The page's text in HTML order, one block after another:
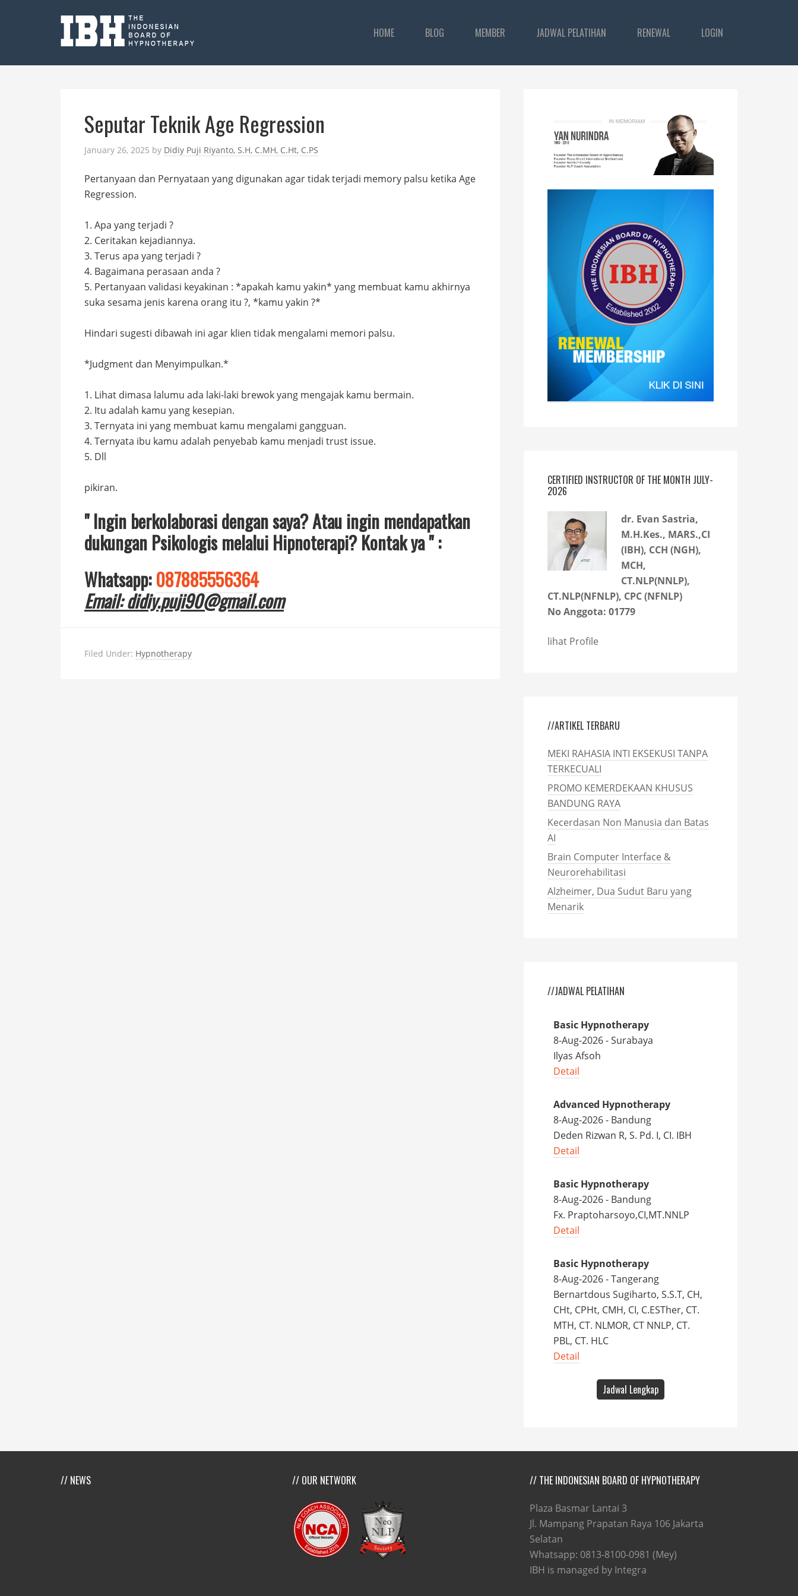
HOME BLOG MEMBER JADWAL PELATIHAN RENEWAL LOGIN
Seputar Teknik Age Regression
January 26, 2025 by Didiy Puji Riyanto, S.H, C.MH, C.Ht, C.PS
Pertanyaan dan Pernyataan yang digunakan agar tidak terjadi memory palsu ketika Age
Regression.
1. Apa yang terjadi ?
2. Ceritakan kejadiannya.
3. Terus apa yang terjadi ?
4. Bagaimana perasaan anda ?
5. Pertanyaan validasi keyakinan : *apakah kamu yakin* yang membuat kamu akhirnya
suka sesama jenis karena orang itu ?, *kamu yakin ?*
Hindari sugesti dibawah ini agar klien tidak mengalami memori palsu.
*Judgment dan Menyimpulkan.*
1. Lihat dimasa lalumu ada laki-laki brewok yang mengajak kamu bermain.
2. Itu adalah kamu yang kesepian.
3. Ternyata ini yang membuat kamu mengalami gangguan.
4. Ternyata ibu kamu adalah penyebab kamu menjadi trust issue.
5. Dll
pikiran.
" Ingin berkolaborasi dengan saya? Atau ingin mendapatkan
dukungan Psikologis melalui Hipnoterapi? Kontak ya " :
Whatsapp:087885556364
Email: didiy.puji90@gmail.com
Filed Under: Hypnotherapy
CERTIFIED INSTRUCTOR OF THE MONTH JULY-
2026
dr. Evan Sastria,
M.H.Kes., MARS.,CI
(IBH), CCH (NGH),
MCH,
CT.NLP(NNLP),
CT.NLP(NFNLP), CPC (NFNLP)
No Anggota: 01779
lihat Profile
//ARTIKEL TERBARU
MEKI RAHASIA INTI EKSEKUSI TANPA
TERKECUALI
PROMO KEMERDEKAAN KHUSUS
BANDUNG RAYA
Kecerdasan Non Manusia dan Batas
AI
Brain Computer Interface &
Neurorehabilitasi
Alzheimer, Dua Sudut Baru yang
Menarik
//JADWAL PELATIHAN
Basic Hypnotherapy
8-Aug-2026 - Surabaya
Ilyas Afsoh
Detail
Advanced Hypnotherapy
8-Aug-2026 - Bandung
Deden Rizwan R, S. Pd. I, CI. IBH
Detail
Basic Hypnotherapy
8-Aug-2026 - Bandung
Fx. Praptoharsoyo,CI,MT.NNLP
Detail
Basic Hypnotherapy
8-Aug-2026 - Tangerang
Bernartdous Sugiharto, S.S.T, CH,
CHt, CPHt, CMH, CI, C.ESTher, CT.
MTH, CT. NLMOR, CT NNLP, CT.
PBL, CT. HLC
Detail
Jadwal Lengkap
// NEWS // OUR NETWORK // THE INDONESIAN BOARD OF HYPNOTHERAPY
Plaza Basmar Lantai 3
Jl. Mampang Prapatan Raya 106 Jakarta
Selatan
Whatsapp: 0813-8100-0981 (Mey)
IBH is managed by Integra